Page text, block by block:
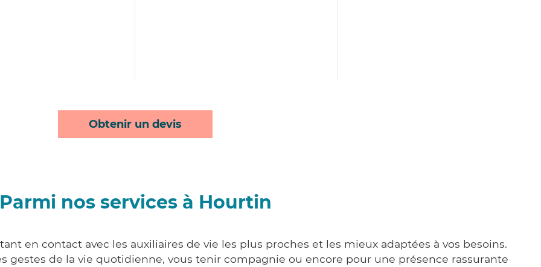
Obtenir un devis
Parmi nos services à Hourtin
en contact avec les auxiliaires de vie les plus proches et les mieux adaptées à vos besoins.
gestes de la vie quotidienne, vous tenir compagnie ou encore pour une présence rassurante